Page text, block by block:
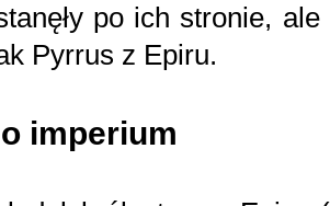
po ich stronie,
Pyrrus z Epiru.
imperium